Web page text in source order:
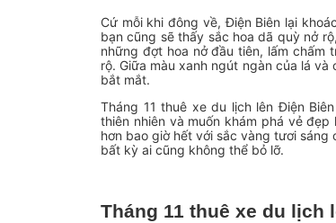
Cứ mỗi khi đông về, Điện Biên lại
bạn cũng sẽ thấy sắc hoa dã quỳ nở
những đợt hoa nở đầu tiên, lấm chấm
rộ. Giữa màu xanh ngút ngàn của lá
bắt mắt.
Tháng 11 thuê xe du lịch lên Điện
thiên nhiên và muốn khám phá vẻ
hơn bao giờ hết với sắc vàng tươi
bất kỳ ai cũng không thể bỏ lỡ.
Tháng 11 thuê xe du lịch